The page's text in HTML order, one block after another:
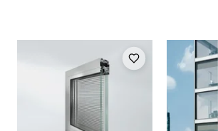
Loading